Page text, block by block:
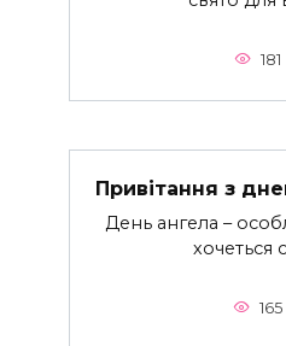
181
Привітання з
День ангела –
хочеться
165